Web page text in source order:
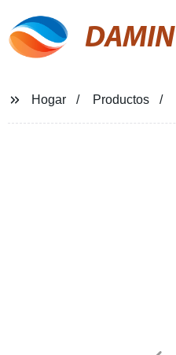
DAMIN
Hogar Productos